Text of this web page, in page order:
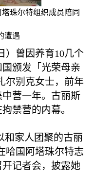
珠尔特组织成员陪同
遭遇
）曾因养育10几个
颁发「光荣母亲
尔别克女士，前年
营一年。古丽斯
禁营的内幕。
和家人团聚的古丽
哈国阿塔珠尔特志
记者会，披露她